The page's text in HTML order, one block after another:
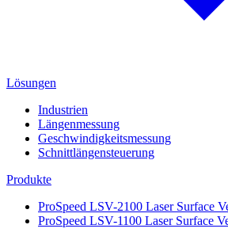
Lösungen
Industrien
Längenmessung
Geschwindigkeitsmessung
Schnittlängensteuerung
Produkte
ProSpeed LSV-2100 Laser Surface
ProSpeed LSV-1100 Laser Surface